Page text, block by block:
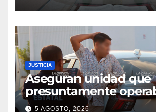
JUSTICIA
Aseguran unidad que
presuntamente
mediante aplicación
5 AGOSTO, 2026